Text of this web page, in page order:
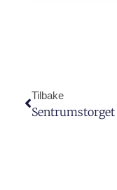
Tilbake
Sentrumstorget